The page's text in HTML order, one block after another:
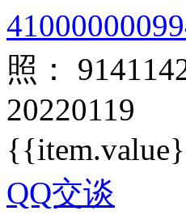
照：
20220119
QQ交谈